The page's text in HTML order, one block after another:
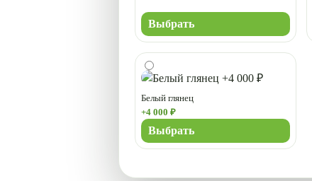
Выбрать
Белый глянец
+4 000 ₽
Выбрать